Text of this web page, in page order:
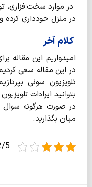
در موارد سخت‌افزاری،
در منزل خودداری کرده
کلام آخر
امیدواریم این مقاله
در این مقاله سعی
تلویزیون سونی
بتوانید ایرادات
در صورت هرگونه
میان بگذارید.
3.2/5 -